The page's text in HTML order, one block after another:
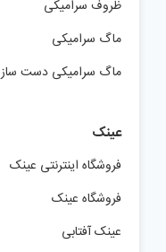
ظروف سرامیکی
ماگ سرامیکی
ماگ سرامیکی دست ساز
عینک
فروشگاه اینترنتی عینک
فروشگاه عینک
عینک آفتابی